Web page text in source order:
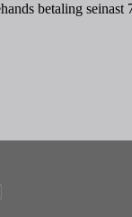
betaling seinast